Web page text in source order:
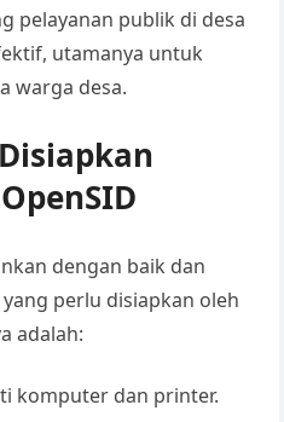
pelayanan publik di desa
utamanya untuk
warga desa.
dengan baik dan
perlu disiapkan oleh
adalah:
komputer dan printer.